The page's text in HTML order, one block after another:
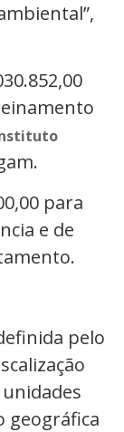
para
e de
pelo
geográfica